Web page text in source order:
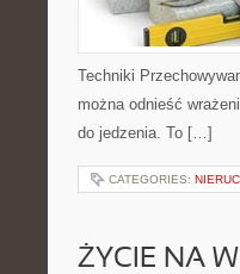
Techniki
można odnieść
do jedzenia. To […]
CATEGORIES:
ŻYCIE NA